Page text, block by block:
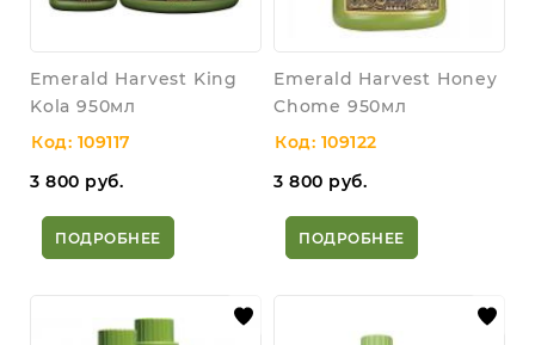
Emerald Harvest King
Kola 950мл
Код: 109117
3 800 руб.
ПОДРОБНЕЕ
Emerald Harvest Honey
Chome 950мл
Код: 109122
3 800 руб.
ПОДРОБНЕЕ